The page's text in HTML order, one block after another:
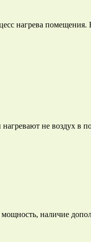
нагрева
не воздух в
наличие